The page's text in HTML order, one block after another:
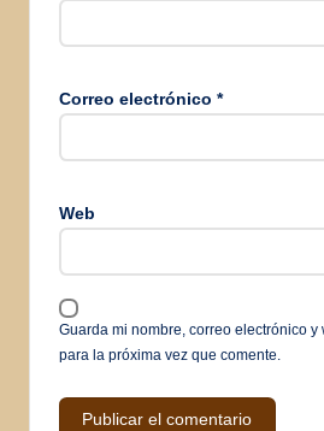
Correo electrónico *
Web
Guarda mi nombre, correo electrónico
para la próxima vez que comente.